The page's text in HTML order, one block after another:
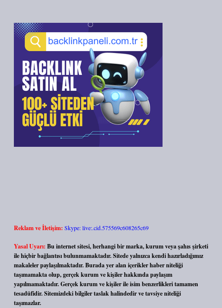
Reklam ve İletişim: Skype: live:.cid.575569c608265c69
Yasal Uyarı: Bu internet sitesi, herhangi bir marka, kurum veya şahıs şirketi
ile hiçbir bağlantısı bulunmamaktadır. Sitede yalnızca kendi hazırladığımız
makaleler paylaşılmaktadır. Burada yer alan içerikler haber niteliği
taşımamakta olup, gerçek kurum ve kişiler hakkında paylaşım
yapılmamaktadır. Gerçek kurum ve kişiler ile isim benzerlikleri tamamen
tesadüfidir. Sitemizdeki bilgiler taslak halindedir ve tavsiye niteliği
taşımazlar.